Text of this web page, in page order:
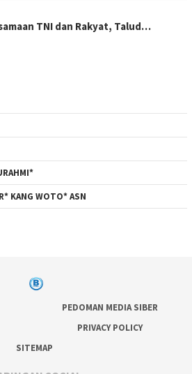
TNI dan Rakyat, Talud…
KANG WOTO* ASN
PEDOMAN MEDIA SIBER
PRIVACY POLICY
SITEMAP